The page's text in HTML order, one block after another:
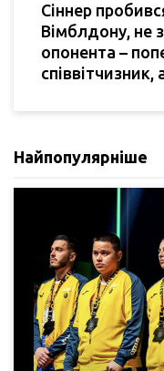
Сіннер
Вімблдону, не
опонента –
Найпопулярніше